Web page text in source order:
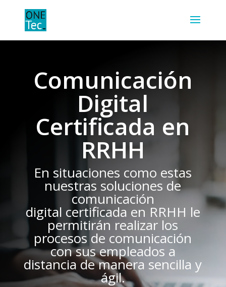
Comunicación
Digital
Certificada en
RRHH
En situaciones como estas
nuestras soluciones de
comunicación
digital certificada en RRHH le
permitirán realizar los
procesos de comunicación
con susempleados a
distancia de manera sencilla y
ágil.